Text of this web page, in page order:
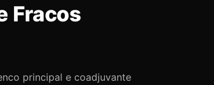
Fracos
principal e coadjuvante